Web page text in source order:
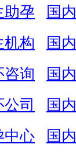
助孕
国
机构
国
咨询
国
司
国
中心
国